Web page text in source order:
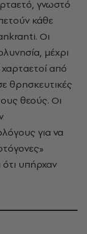
γνωστό
κάθε
Οι
μέχρι
από
θρησκευτικές
θεούς. Οι
για να
ότι υπήρχαν